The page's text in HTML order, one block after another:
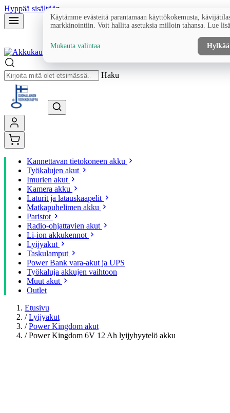
Hyppää sisältöön
Haku
Kannettavan tietokoneen akku
Työkalujen akut
Imurien akut
Kamera akku
Laturit ja latauskaapelit
Matkapuhelimen akku
Paristot
Radio-ohjattavien akut
Li-ion akkukennot
Lyijyakut
Taskulamput
Power Bank vara-akut ja UPS
Työkaluja akkujen vaihtoon
Muut akut
Outlet
Etusivu
/ Lyijyakut
/ Power Kingdom akut
/ Power Kingdom 6V 12 Ah lyijyhyytelö akku
Käytämme evästeitä parantamaan käyttökokemusta,
markkinointiin. Voit hallita asetuksia milloin tahansa. Lue
Mukauta valintaa Hylkää